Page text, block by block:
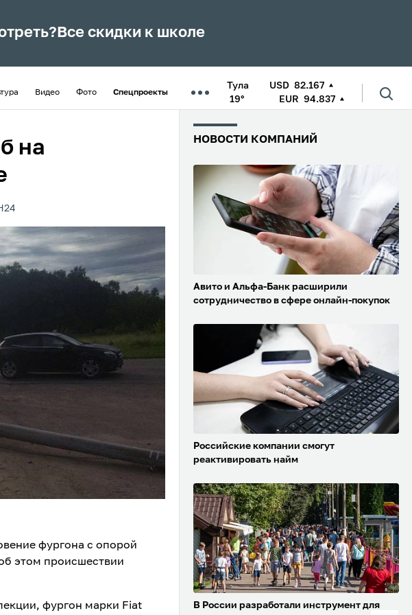
Все скидки к школе
Видео Фото Спецпроекты
Тула
19°
USD 82.167
EUR 94.837
на
фургона с опорой
этом происшествии
фургон марки Fiat
НОВОСТИ КОМПАНИЙ
Авито и Альфа-Банк расширили
сотрудничество в сфере онлайн-покупок
Российские компании смогут
реактивировать найм
В России разработали инструмент для